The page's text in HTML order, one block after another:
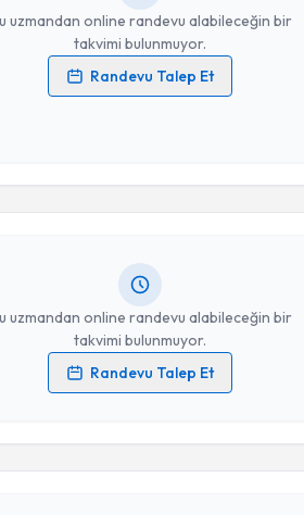
uzmandan online randevu alabileceğin bir
takvimi bulunmuyor.
Randevu Talep Et
verilerimin işlenmesine ilişkinAydınlatma Metni
Takvim Talebini Gönder
uzmandan online randevu alabileceğin bir
takvimi bulunmuyor.
Randevu Talep Et
verilerimin işlenmesine ilişkinAydınlatma Metni
Talebi
Kemik